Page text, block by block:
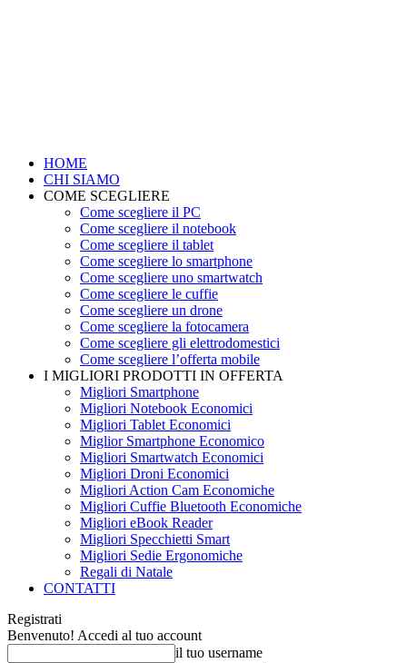
HOME
CHI SIAMO
COME SCEGLIERE
Come scegliere il PC
Come scegliere il notebook
Come scegliere il tablet
Come scegliere lo smartphone
Come scegliere uno smartwatch
Come scegliere le cuffie
Come scegliere un drone
Come scegliere la fotocamera
Come scegliere gli elettrodomestici
Come scegliere l’offerta mobile
I MIGLIORI PRODOTTI IN OFFERTA
Migliori Smartphone
Migliori Notebook Economici
Migliori Tablet Economici
Miglior Smartphone Economico
Migliori Smartwatch Economici
Migliori Droni Economici
Migliori Action Cam Economiche
Migliori Cuffie Bluetooth Economiche
Migliori eBook Reader
Migliori Specchietti Smart
Migliori Sedie Ergonomiche
Regali di Natale
CONTATTI
Registrati
Benvenuto! Accedi al tuo account
il tuo username